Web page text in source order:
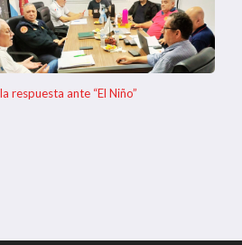
respuesta ante “El Niño”